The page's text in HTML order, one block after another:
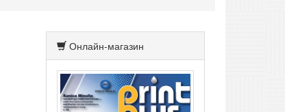
Онлайн-магазин